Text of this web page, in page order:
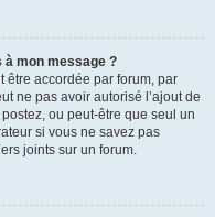
à mon message ?
être accordée par forum, par
ne pas avoir autorisé l’ajout de
ou peut-être que seul un
si vous ne savez pas
joints sur un forum.